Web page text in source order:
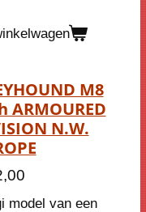
M8
ARMOURED
N.W.
model van een